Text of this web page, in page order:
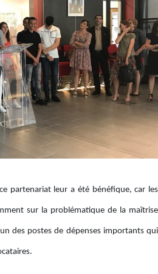
partenariat leur a été bénéfique, car les
sur la problématique de la maîtrise
des postes de dépenses importants qui